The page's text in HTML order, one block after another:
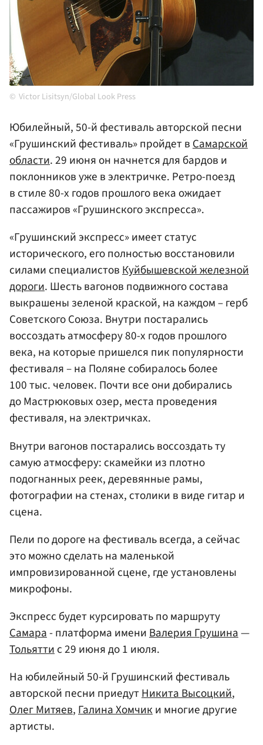
Victor Lisitsyn/Global Look Press
Юбилейный, 50-й фестиваль авторской песни
«Грушинский фестиваль» пройдет вСамарской
области. 29 июня он начнется для бардов и
поклонников уже в электричке. Ретро-поезд
в стиле 80-х годов прошлого века ожидает
пассажиров «Грушинского экспресса».
«Грушинский экспресс» имеет статус
исторического, его полностью восстановили
силами специалистовКуйбышевской железной
дороги. Шесть вагонов подвижного состава
выкрашены зеленой краской, на каждом – герб
Советского Союза. Внутри постарались
воссоздать атмосферу 80-х годов прошлого
века, на которые пришелся пик популярности
фестиваля – на Поляне собиралось более
100 тыс. человек. Почти все они добирались
до Мастрюковых озер, места проведения
фестиваля, на электричках.
Внутри вагонов постарались воссоздать ту
самую атмосферу: скамейки из плотно
подогнанных реек, деревянные рамы,
фотографии на стенах, столики в виде гитар и
сцена.
Пели по дороге на фестиваль всегда, а сейчас
это можно сделать на маленькой
импровизированной сцене, где установлены
микрофоны.
Экспресс будет курсировать по маршруту
Самара- платформа имениВалерия Грушина—
Тольяттис 29 июня до 1 июля.
На юбилейный 50-й Грушинский фестиваль
авторской песни приедутНикита Высоцкий,
Олег Митяев,Галина Хомчики многие другие
артисты.